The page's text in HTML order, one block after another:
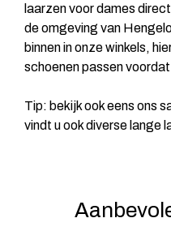
laarzen voor dames
de omgeving van
binnen in onze winkels,
schoenen passen
Tip: bekijk ook eens ons
vindt u ook diverse lange